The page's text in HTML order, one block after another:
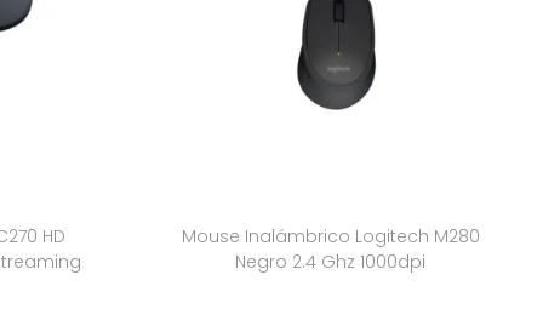
HD
Mouse Inalámbrico Logitech M280
Negro 2.4 Ghz 1000dpi